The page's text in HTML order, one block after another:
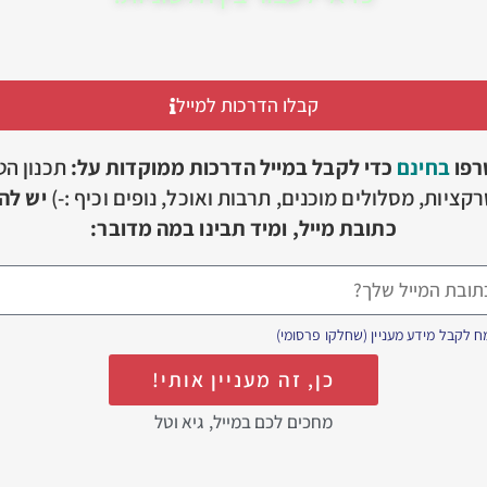
קבלו הדרכות למייל
בחינם כדי לקבל במייל הדרכות ממוקדות על:תכנון
מסלולים מוכנים, תרבות ואוכל, נופים וכיף :-) יש
כתובת מייל, ומיד תבינו במה מדובר:
לקבל מידע מעניין (שחלקו פרסומי)
כן, זה מעניין אותי!
מחכים לכם במייל, גיא וטל